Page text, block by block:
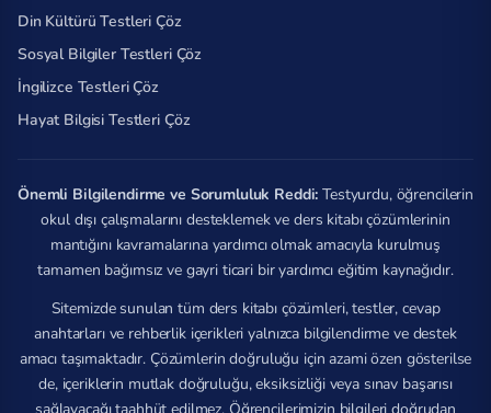
Din Kültürü Testleri Çöz
Sosyal Bilgiler Testleri Çöz
İngilizce Testleri Çöz
Hayat Bilgisi Testleri Çöz
Önemli Bilgilendirme ve Sorumluluk Reddi: Testyurdu, öğrencilerin
okul dışı çalışmalarını desteklemek ve ders kitabı çözümlerinin
mantığını kavramalarına yardımcı olmak amacıyla kurulmuş
tamamen bağımsız ve gayri ticari bir yardımcı eğitim kaynağıdır.
Sitemizde sunulan tüm ders kitabı çözümleri, testler, cevap
anahtarları ve rehberlik içerikleri yalnızca bilgilendirme ve destek
amacı taşımaktadır. Çözümlerin doğruluğu için azami özen gösterilse
de, içeriklerin mutlak doğruluğu, eksiksizliği veya sınav başarısı